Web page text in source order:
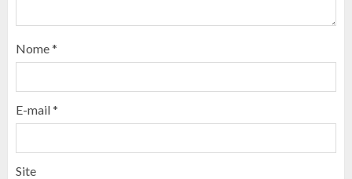
Nome*
E-mail*
Site